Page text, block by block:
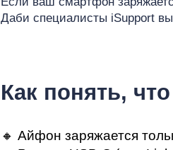
Даби специалисты iSupport
Как понять,
🔸 Айфон заряжается